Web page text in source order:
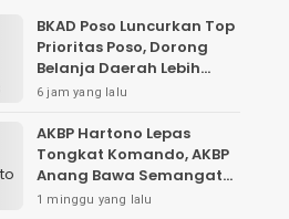
BKAD Poso Luncurkan Top
Prioritas Poso, Dorong
Belanja Daerah Lebih
Efektif dan Tepat
6 jam yang lalu
AKBP Hartono Lepas
Tongkat Komando, AKBP
Anang Bawa Semangat
Baru untuk Polres
1 minggu yang lalu